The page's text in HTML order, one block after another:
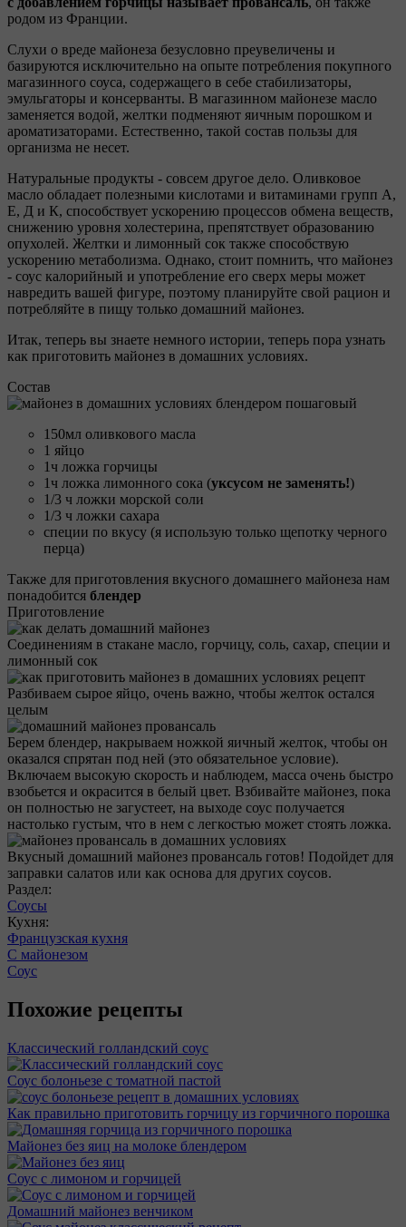
родом из Франции.
Слухи о вреде майонеза безусловно преувеличены и
базируются исключительно на опыте потребления покупного
магазинного соуса, содержащего в себе стабилизаторы,
эмульгаторы и консерванты. В магазинном майонезе масло
заменяется водой, желтки подменяют яичным порошком и
ароматизаторами. Естественно, такой состав пользы для
организма не несет.
Натуральные продукты - совсем другое дело. Оливковое
масло обладает полезными кислотами и витаминами групп А,
Е, Д и К, способствует ускорению процессов обмена веществ,
снижению уровня холестерина, препятствует образованию
опухолей. Желтки и лимонный сок также способствую
ускорению метаболизма. Однако, стоит помнить, что майонез
- соус калорийный и употребление его сверх меры может
навредить вашей фигуре, поэтому планируйте свой рацион и
потребляйте в пищу только домашний майонез.
Итак, теперь вы знаете немного истории, теперь пора узнать
как приготовить майонез в домашних условиях.
Состав
150мл оливкового масла
1 яйцо
1ч ложка горчицы
1ч ложка лимонного сока (уксусом не заменять!)
1/3 ч ложки морской соли
1/3 ч ложки сахара
специи по вкусу (я использую только щепотку черного
перца)
Также для приготовления вкусного домашнего майонеза нам
понадобится блендер
Приготовление
Соединениям в стакане масло, горчицу, соль, сахар, специи и
лимонный сок
Разбиваем сырое яйцо, очень важно, чтобы желток остался
целым
Берем блендер, накрываем ножкой яичный желток, чтобы он
оказался спрятан под ней (это обязательное условие).
Включаем высокую скорость и наблюдем, масса очень быстро
взобьется и окрасится в белый цвет. Взбивайте майонез, пока
он полностью не загустеет, на выходе соус получается
настолько густым, что в нем с легкостью может стоять ложка.
Вкусный домашний майонез провансаль готов! Подойдет для
заправки салатов или как основа для других соусов.
Раздел:
Соусы
Кухня:
Французская кухня
С майонезом
Соус
Похожие рецепты
Классический голландский соус
Соус болоньезе с томатной пастой
Как правильно приготовить горчицу из горчичного порошка
Майонез без яиц на молоке блендером
Соус с лимоном и горчицей
Домашний майонез венчиком